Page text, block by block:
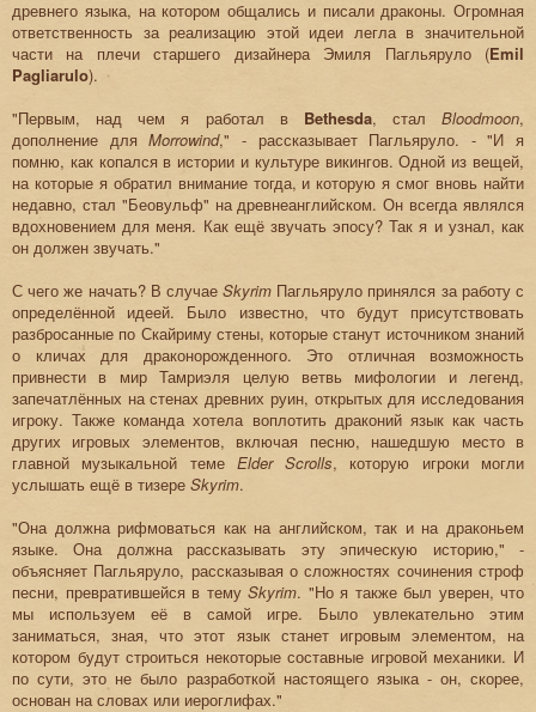
древнего языка, на котором общались и писали драконы. Огромная
ответственность за реализацию этой идеи легла в значительной
части на плечи старшего дизайнера Эмиля Пагльяруло (Emil
Pagliarulo).
"Первым, над чем я работал в Bethesda, стал Bloodmoon,
дополнение дляMorrowind," - рассказывает Пагльяруло. - "И я
помню, как копался в истории и культуре викингов. Одной из вещей,
на которые я обратил внимание тогда, и которую я смог вновь найти
недавно, стал "Беовульф" на древнеанглийском. Он всегда являлся
вдохновением для меня. Как ещё звучать эпосу? Так я и узнал, как
он должен звучать."
С чего же начать? В случаеSkyrim Пагльяруло принялся за работу с
определённой идеей. Было известно, что будут присутствовать
разбросанные по Скайриму стены, которые станут источником знаний
о кличах для драконорожденного. Это отличная возможность
привнести в мир Тамриэля целую ветвь мифологии и легенд,
запечатлённых на стенах древних руин, открытых для исследования
игроку. Также команда хотела воплотить драконий язык как часть
других игровых элементов, включая песню, нашедшую место в
главной музыкальной теме Elder Scrolls, которую игроки могли
услышать ещё в тизере Skyrim.
"Она должна рифмоваться как на английском, так и на драконьем
языке. Она должна рассказывать эту эпическую историю," -
объясняет Пагльяруло, рассказывая о сложностях сочинения строф
песни, превратившейся в тему Skyrim. "Но я также был уверен, что
мы используем её в самой игре. Было увлекательно этим
заниматься, зная, что этот язык станет игровым элементом, на
котором будут строиться некоторые составные игровой механики. И
по сути, это не было разработкой настоящего языка - он, скорее,
основан на словах или иероглифах."